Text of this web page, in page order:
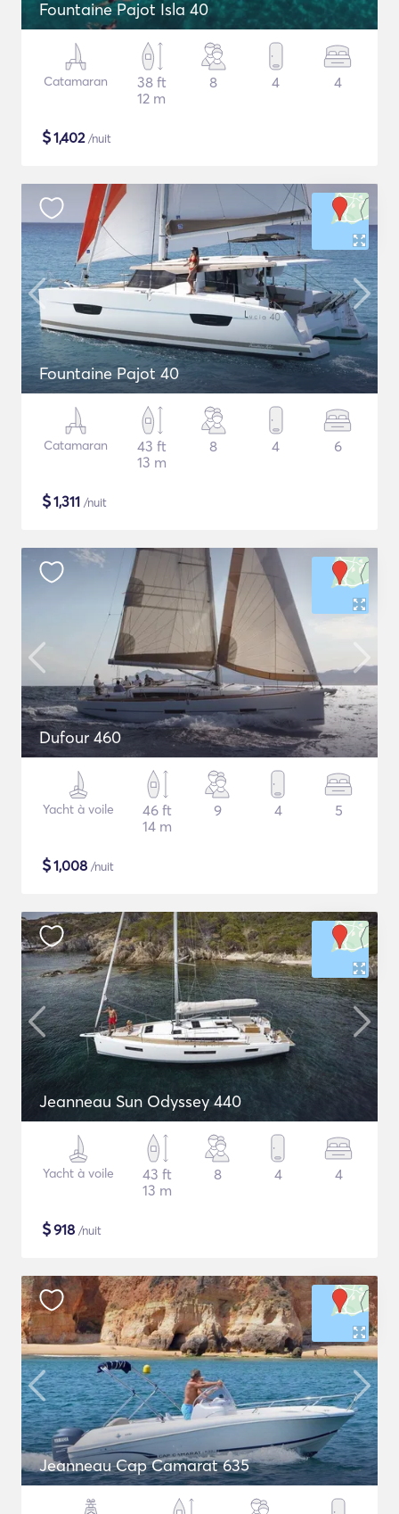
Fountaine Pajot Isla 40
Catamaran
38 ft
12 m
8 4 4
$1,402/nuit
Fountaine Pajot 40
Catamaran
43 ft
13 m
8 4 6
$1,311 /nuit
Dufour 460
Yacht à voile
46 ft
14 m
9 4 5
$1,008 /nuit
Jeanneau Sun Odyssey 440
Yacht à voile
43 ft
13 m
8 4 4
$918 /nuit
Jeanneau Cap Camarat 635